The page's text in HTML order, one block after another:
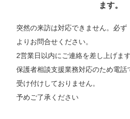
ます。
突然の来訪は対応できません。必ず
よりお問合せください。
2営業日以内にご連絡を差し上げます
保護者相談支援業務対応のため電話
受け付けしておりません。
予めご了承ください